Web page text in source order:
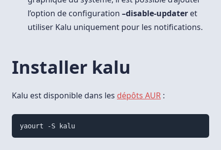
l’option de configuration –disable-updater et
utiliser Kalu uniquement pour les notifications.
Installer kalu
Kalu est disponible dans les dépôts AUR :
yaourt -S kalu